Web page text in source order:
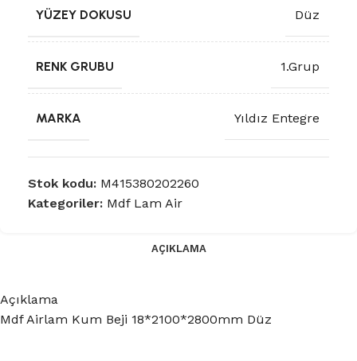
YÜZEY DOKUSU Düz
RENK GRUBU 1.Grup
MARKA Yıldız Entegre
Stok kodu: M415380202260
Kategoriler: Mdf Lam Air
AÇIKLAMA
Açıklama
Mdf Airlam Kum Beji 18*2100*2800mm Düz